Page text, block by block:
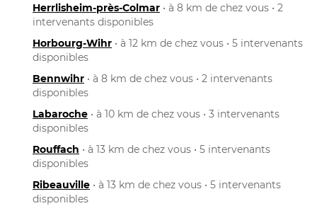
Herrlisheim-près-Colmar • à 8 km de chez vous • 2
intervenants disponibles
Horbourg-Wihr • à 12 km de chez vous • 5 intervenants
disponibles
Bennwihr • à 8 km de chez vous • 2 intervenants
disponibles
Labaroche • à 10 km de chez vous • 3 intervenants
disponibles
Rouffach • à 13 km de chez vous • 5 intervenants
disponibles
Ribeauville • à 13 km de chez vous • 5 intervenants
disponibles